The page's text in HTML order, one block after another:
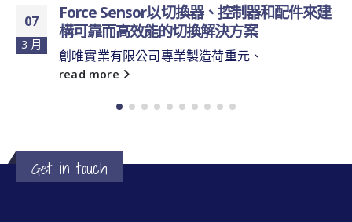
07
3 月
Force Sensor以切換器、控制器和配件來建
構可靠而高效能的切換解決方案
創唯實業有限公司專業製造荷重元、
read more
Get in touch